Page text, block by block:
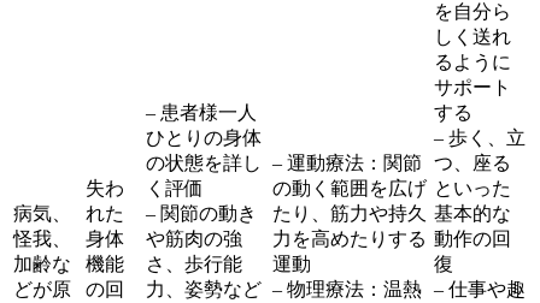
病気、
怪我、
加齢な
どが原
失わ
れた
身体
機能
の回
– 患者様一人
ひとりの身体
の状態を詳し
く評価
– 関節の動き
や筋肉の強
さ、歩行能
力、姿勢など
– 運動療法：関節
の動く範囲を広げ
たり、筋力や持久
力を高めたりする
運動
– 物理療法：温熱
を自分ら
しく送れ
るように
サポート
する
– 歩く、立
つ、座る
といった
基本的な
動作の回
復
– 仕事や趣